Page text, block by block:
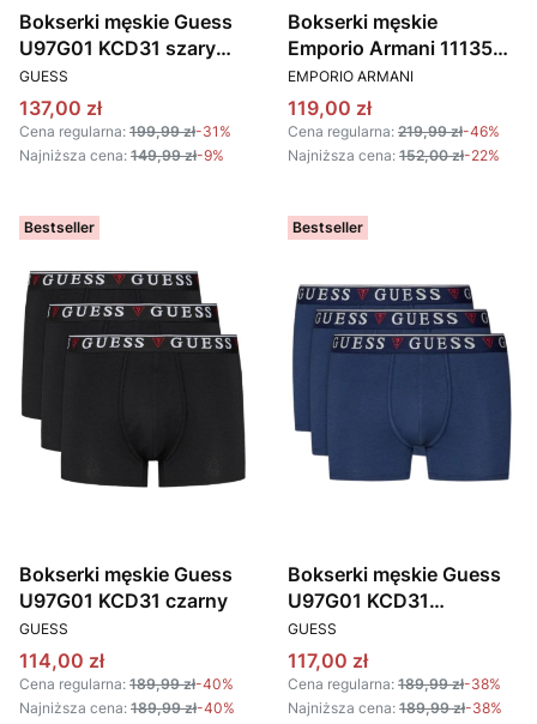
Bokserki męskie Guess
U97G01 KCD31 szary
czarny granatowy
PRODUCENT
GUESS
Cena promocyjna
137,00 zł
Cena regularna: 199,99 zł-31%
Najniższa cena: 149,99 zł-9%
Bokserki męskie
Emporio Armani 111357
CC715 56110 3PACK
PRODUCENT
EMPORIO ARMANI
Cena promocyjna
119,00 zł
Cena regularna: 219,99 zł-46%
Najniższa cena: 152,00 zł-22%
Bestseller
Bokserki męskie Guess
U97G01 KCD31 czarny
PRODUCENT
GUESS
Cena promocyjna
114,00 zł
Cena regularna: 189,99 zł-40%
Najniższa cena: 189,99 zł-40%
Bestseller
Bokserki męskie Guess
U97G01 KCD31
granatowy
PRODUCENT
GUESS
Cena promocyjna
117,00 zł
Cena regularna: 189,99 zł-38%
Najniższa cena: 189,99 zł-38%